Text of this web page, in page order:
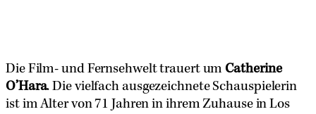
Die Film- und Fernsehwelt trauert umCatherine
O’Hara. Die vielfach ausgezeichnete Schauspielerin
ist im Alter von 71 Jahren in ihrem Zuhause in Los